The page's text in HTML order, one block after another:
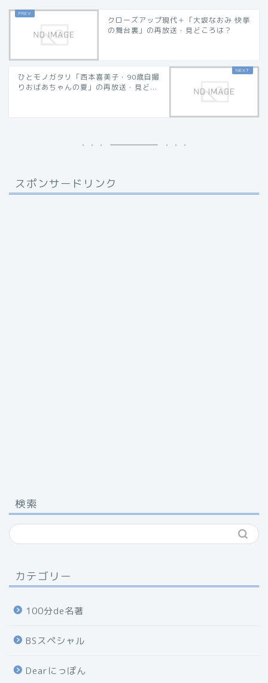
クローズアップ現代＋「大坂なおみ 快挙
の舞台裏」の再放送・見どころは？
ひとモノガタリ「西本喜美子・90歳自撮
りおばあちゃんの夏」の再放送・見ど...
スポンサードリンク
検索
カテゴリー
100分de名著
BSスペシャル
Dearにっぽん